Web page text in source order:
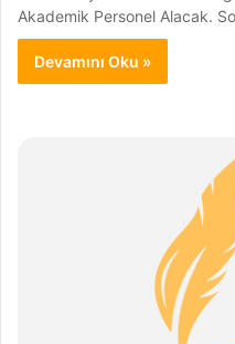
Akademik Personel Alacak.
Devamını Oku »